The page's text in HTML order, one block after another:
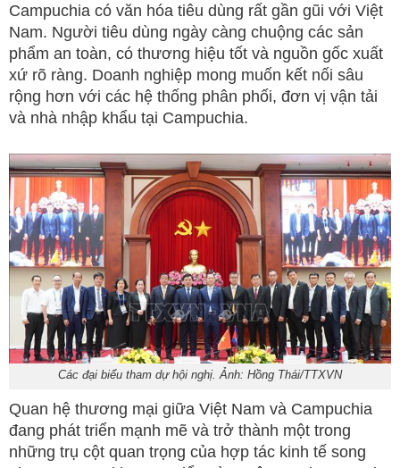
Campuchia có văn hóa tiêu dùng rất gần gũi với Việt
Nam. Người tiêu dùng ngày càng chuộng các sản
phẩm an toàn, có thương hiệu tốt và nguồn gốc xuất
xứ rõ ràng. Doanh nghiệp mong muốn kết nối sâu
rộng hơn với các hệ thống phân phối, đơn vị vận tải
và nhà nhập khẩu tại Campuchia.
Các đại biểu tham dự hội nghị. Ảnh: Hồng Thái/TTXVN
Quan hệ thương mại giữa Việt Nam và Campuchia
đang phát triển mạnh mẽ và trở thành một trong
những trụ cột quan trọng của hợp tác kinh tế song